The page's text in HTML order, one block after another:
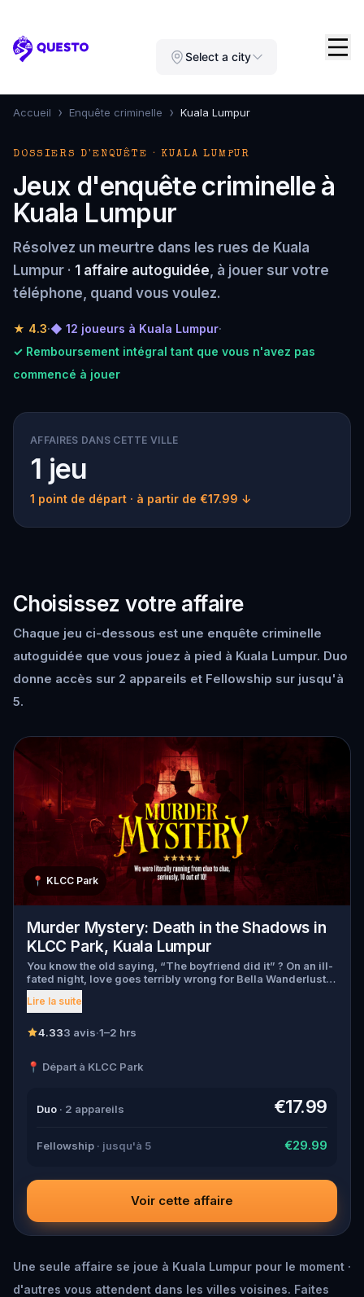
Questo Select a city
Accueil › Enquête criminelle › Kuala Lumpur
DOSSIERS D'ENQUÊTE · KUALA LUMPUR
Jeux d'enquête criminelle à
Kuala Lumpur
Résolvez un meurtre dans les rues de Kuala
Lumpur · 1 affaire autoguidée, à jouer sur votre
téléphone, quand vous voulez.
★ 4.3·◆ 12 joueurs à Kuala Lumpur·
✓ Remboursement intégral tant que vous n'avez pas
commencé à jouer
AFFAIRES DANS CETTE VILLE
1 jeu
1 point de départ · à partir de €17.99 ↓
Choisissez votre affaire
Chaque jeu ci-dessous est une enquête criminelle
autoguidée que vous jouez à pied à Kuala Lumpur. Duo
donne accès sur 2 appareils et Fellowship sur jusqu'à
5.
📍 KLCC Park
Murder Mystery: Death in the Shadows in
KLCC Park, Kuala Lumpur
You know the old saying, “The boyfriend did it” ? On an ill-
fated night, love goes terribly wrong for Bella Wanderlust
and Walter Bridges . Bella, a famous travel blogger, was
found dead during a ghost tour led by the theatrical Percy
Walter, the obsessed boyfriend? Percy, the ghost tour
suspects, and expose the real murderer before they strike
Lire la suite
4.333 avis·1–2 hrs
📍 Départ à KLCC Park
Duo · 2 appareils €17.99
Fellowship · jusqu'à 5 €29.99
Voir cette affaire
Une seule affaire se joue à Kuala Lumpur pour le moment ·
d'autres vous attendent dans les villes voisines. Faites